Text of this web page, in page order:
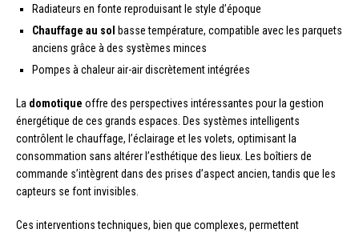
Radiateurs en fonte reproduisant le style d’époque
Chauffage au sol
basse température, compatible avec les parquets
anciens grâce à des systèmes minces
Pompes à chaleur air-air discrètement intégrées
La domotique offre des perspectives intéressantes pour la gestion
énergétique de ces grands espaces. Des systèmes intelligents
contrôlent le chauffage, l’éclairage et les volets, optimisant la
consommation sans altérer l’esthétique des lieux. Les boîtiers de
commande s’intègrent dans des prises d’aspect ancien, tandis que les
capteurs se font invisibles.
Ces interventions techniques, bien que complexes, permettent